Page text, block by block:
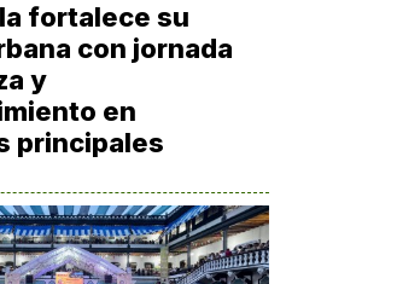
fortalece su
con jornada
y
en
principales